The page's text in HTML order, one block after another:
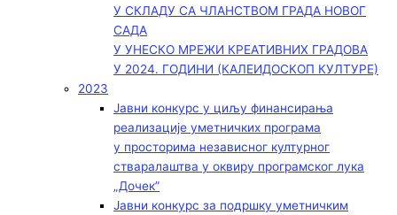
У СКЛАДУ СА ЧЛАНСТВОМ ГРАДА НОВОГ
САДА
У УНЕСКО МРЕЖИ КРЕАТИВНИХ ГРАДОВА
У 2024. ГОДИНИ (КАЛЕИДОСКОП КУЛТУРЕ)
2023
Јавни конкурс у циљу финансирања
реализације уметничких програма
у просторима независног културног
стваралаштва у оквиру програмског лука
„Дочек”
Јавни конкурс за подршку уметничким